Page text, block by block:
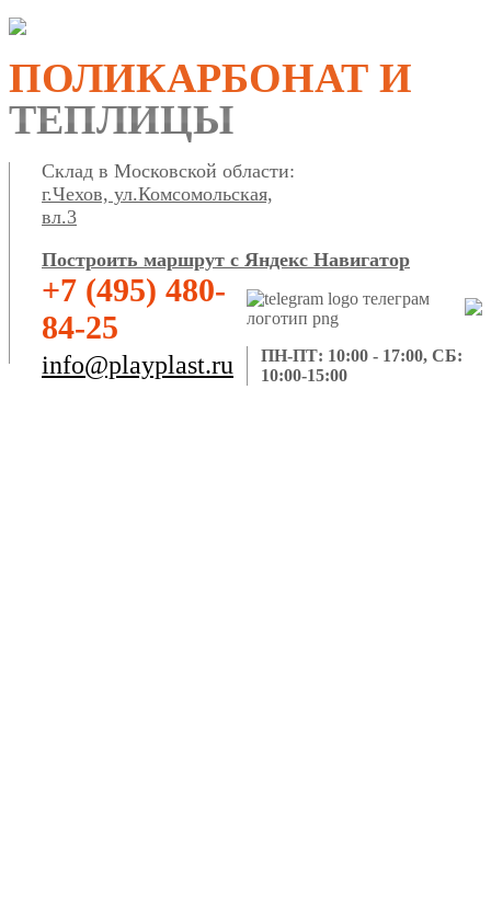
ПОЛИКАРБОНАТ И
ТЕПЛИЦЫ
Склад в Московской области:
г.Чехов, ул.Комсомольская,
вл.3
Построить маршрут с Яндекс Навигатор
+7 (495) 480-
84-25
info@playplast.ru
ПН-ПТ: 10:00 - 17:00, СБ:
10:00-15:00